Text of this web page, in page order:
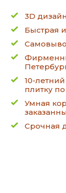
3D
Быстрая
10-
плитку
Умная
Срочная